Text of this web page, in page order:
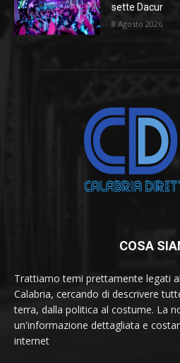
sette Dacur
8 Agosto 2026
COSA
Trattiamo temi prettamente legati
Calabria, cercando di descrivere
terra, dalla politica al costume. La
un'informazione dettagliata e
internet